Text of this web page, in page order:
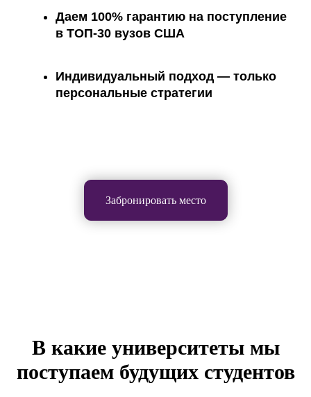
Даем 100% гарантию на поступление
в ТОП-30 вузов США
Индивидуальный подход — только
персональные стратегии
Забронировать место
В какие университеты мы
поступаем будущих студентов